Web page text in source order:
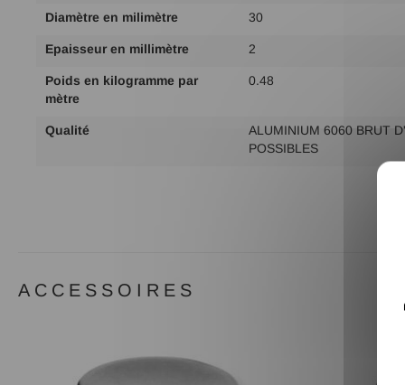
Diamètre en milimètre 30
Epaisseur en millimètre 2
Poids en kilogramme par
mètre
0.48
Qualité
ALUMINIUM 6060 BRUT
POSSIBLES
ACCESSOIRES